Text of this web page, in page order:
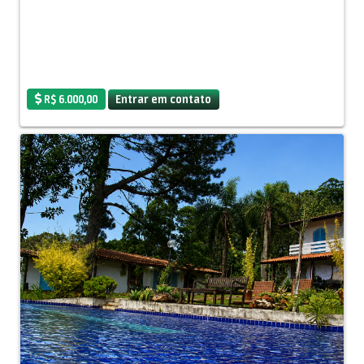
R$ 6.000,00 Entrar em contato